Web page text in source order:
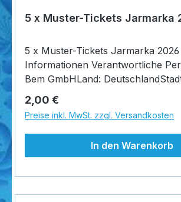
5 x Muster-Tickets Jarmarka
5 x Muster-Tickets Jarmarka 2026 GPSR-
Informationen Verantwortliche
Bem GmbHLand:
LöhneStraße: Oeynhausener Str.
54Postleitzahl: 32584E-Mail:
Regulärer Preis:
2,00 €
Preise inkl. MwSt. zzgl. Versandkosten
In den Warenkorb